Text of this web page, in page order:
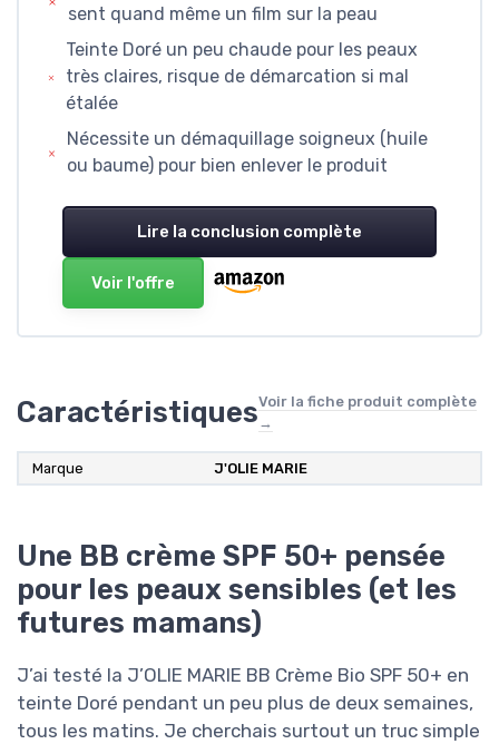
sent quand même un film sur la peau
Teinte Doré un peu chaude pour les peaux
très claires, risque de démarcation si mal
étalée
Nécessite un démaquillage soigneux (huile
ou baume) pour bien enlever le produit
Lire la conclusion complète
Voir l'offre
CaractéristiquesVoir la fiche produit complète
→
Marque J'OLIE MARIE
Une BB crème SPF 50+ pensée
pour les peaux sensibles (et les
futures mamans)
J’ai testé la J’OLIE MARIE BB Crème Bio SPF 50+ en
teinte Doré pendant un peu plus de deux semaines,
tous les matins. Je cherchais surtout un truc simple